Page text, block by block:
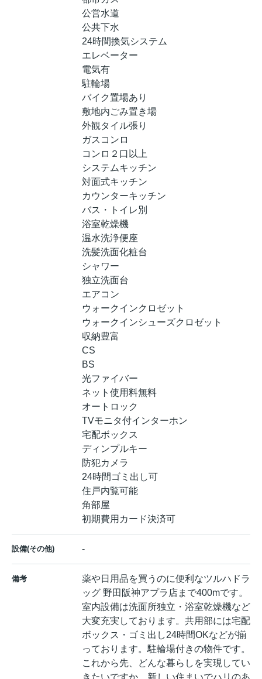
公営水道
公共下水
24時間換気システム
エレベーター
電気有
駐輪場
バイク置場あり
敷地内ごみ置き場
外観タイル張り
ガスコンロ
コンロ２口以上
システムキッチン
対面式キッチン
カウンターキッチン
バス・トイレ別
浴室乾燥機
温水洗浄便座
洗髪洗面化粧台
シャワー
独立洗面台
エアコン
ウォークインクロゼット
ウォークインシューズクロゼット
収納豊富
CS
BS
光ファイバー
ネット使用料無料
オートロック
TVモニタ付インターホン
宅配ボックス
ディンプルキー
防犯カメラ
24時間ゴミ出し可
住戸内覧可能
角部屋
初期費用カード決済可
設備(その他) -
備考
薬や日用品を買うのに便利なツルハドラ
ッグ 野田阪神アプラ店まで400mです。
室内設備は洗面所独立・浴室乾燥機など
大変充実しております。共用部には宅配
ボックス・ゴミ出し24時間OKなどが揃
っております。駐輪場付きの物件です。
これから先、どんな暮らしを実現してい